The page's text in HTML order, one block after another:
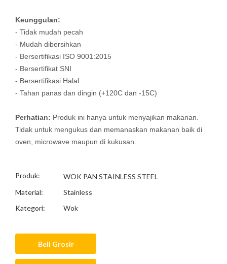
Keunggulan:
- Tidak mudah pecah
- Mudah dibersihkan
- Bersertifikasi ISO 9001:2015
- Bersertifikat SNI
- Bersertifikasi Halal
- Tahan panas dan dingin (+120C dan -15C)
Perhatian: Produk ini hanya untuk menyajikan makanan.
Tidak untuk mengukus dan memanaskan makanan baik di
oven, microwave maupun di kukusan.
Produk:
WOK PAN STAINLESS STEEL
Material:
Stainless
Kategori:
Wok
Beli Grosir